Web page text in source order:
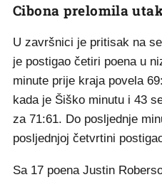
Cibona prelomila
U završnici je pritisak na
je postigao četiri poena u
minute prije kraja povela
kada je Šiško minutu i 43
za 71:61. Do posljednje
posljednjoj četvrtini
Sa 17 poena Justin